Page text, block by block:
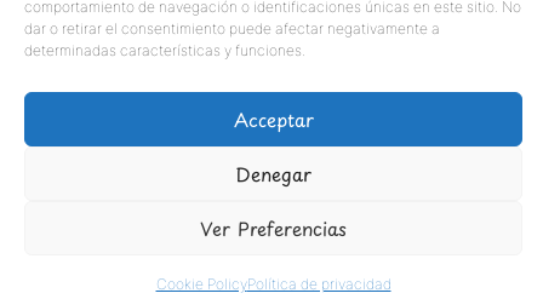
comportamiento de navegación o identificaciones únicas en este sitio. No
dar o retirar el consentimiento puede afectar negativamente a
determinadas características y funciones.
Acceptar
Denegar
Ver Preferencias
Cookie PolicyPolítica de privacidad